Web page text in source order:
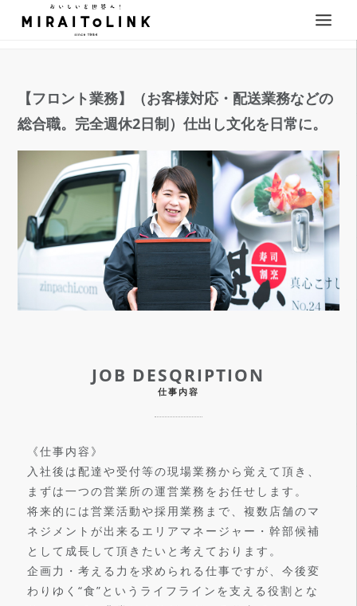
【フロント業務】（お客様対応・配送業務などの
総合職。完全週休2日制）仕出し文化を日常に。
JOB DESQRIPTION
仕事内容
《仕事内容》
入社後は配達や受付等の現場業務から覚えて頂き、
まずは一つの営業所の運営業務をお任せします。
将来的には営業活動や採用業務まで、複数店舗のマ
ネジメントが出来るエリアマネージャー・幹部候補
として成長して頂きたいと考えております。
企画力・考える力を求められる仕事ですが、今後変
わりゆく“食”というライフラインを支える役割とな